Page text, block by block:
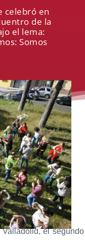
celebró en
de la
el lema:
Somos
el segundo